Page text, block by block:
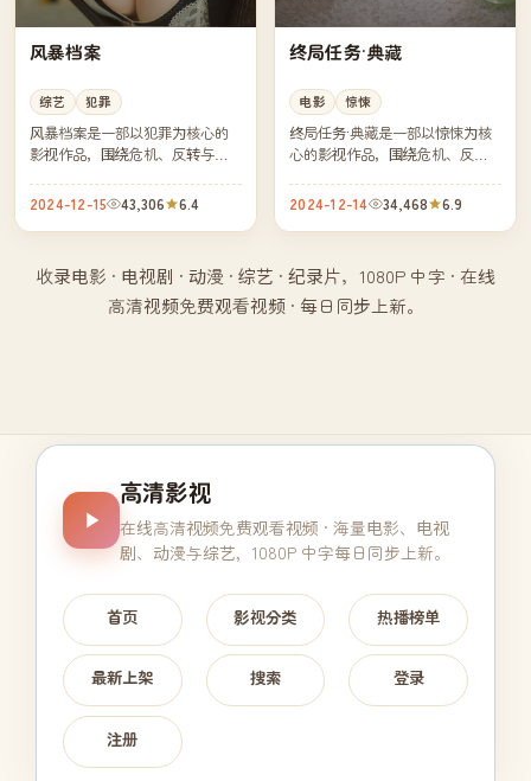
风暴档案
综艺 犯罪
风暴档案是一部以犯罪为核心的
影视作品，围绕危机、反转与人
得推荐观看。
2024-12-15 43,306 6.4
终局任务·典藏
电影 惊悚
终局任务·典藏是一部以惊悚为核
心的影视作品，围绕危机、反转
凑，值得推荐观看。
2024-12-14 34,468 6.9
收录电影 · 电视剧 · 动漫 · 综艺 · 纪录片，1080P 中字 · 在线
高清视频免费观看视频 · 每日同步上新。
高清影视
在线高清视频免费观看视频 · 海量电影、电视
剧、动漫与综艺，1080P 中字每日同步上新。
首页 影视分类 热播榜单
最新上架 搜索 登录
注册